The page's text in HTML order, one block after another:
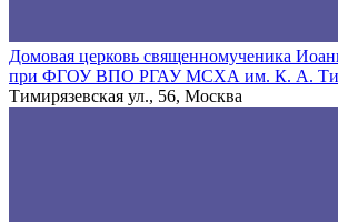
Домовая церковь священномученика
при ФГОУ ВПО РГАУ МСХА им. К. А.
Тимирязевская ул., 56, Москва